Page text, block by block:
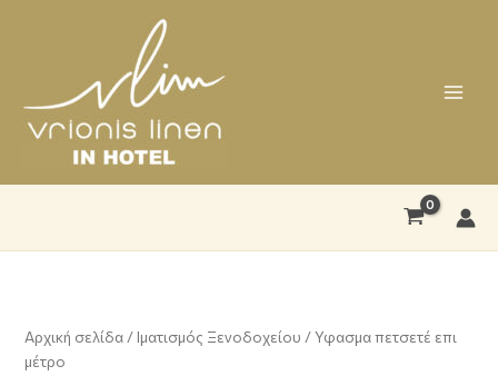
Αρχική σελίδα / Ιματισμός Ξενοδοχείου / Υφασμα πετσετέ επι
μέτρο